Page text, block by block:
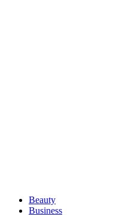
Beauty
Business